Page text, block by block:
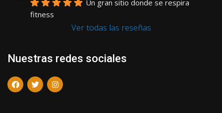
Un gran sitio donde se respira
fitness
Ver todas las reseñas
Nuestras redes sociales